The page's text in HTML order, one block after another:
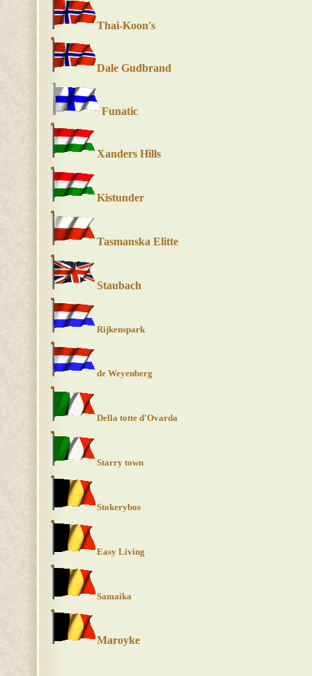
Thai-Koon's
Dale Gudbrand
Funatic
Xanders Hills
Kistunder
Tasmanska Elitte
Staubach
Rijkenspark
de Weyenberg
Della totte d'Ovarda
Starry town
Stokerybos
Easy Living
Samaika
Maroyke